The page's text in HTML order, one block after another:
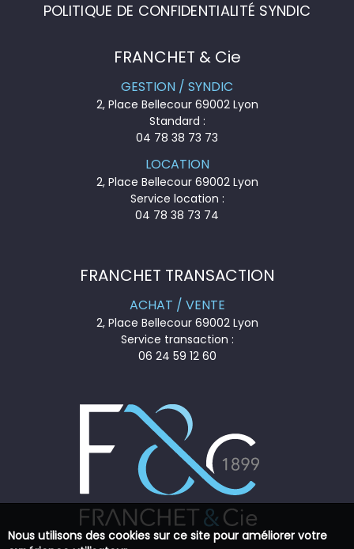
POLITIQUE DE CONFIDENTIALITÉ SYNDIC
FRANCHET & Cie
GESTION / SYNDIC
2, Place Bellecour 69002 Lyon
Standard :
04 78 38 73 73
LOCATION
2, Place Bellecour 69002 Lyon
Service location :
04 78 38 73 74
FRANCHET TRANSACTION
ACHAT / VENTE
2, Place Bellecour 69002 Lyon
Service transaction :
06 24 59 12 60
Nous utilisons des cookies sur ce site pour améliorer votre